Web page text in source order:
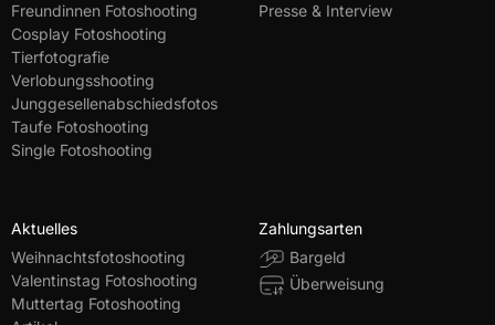
Zahlungsarten
Bargeld
Überweisung
Presse & Interview
Freundinnen Fotoshooting
Cosplay Fotoshooting
Tierfotografie
Verlobungsshooting
Junggesellenabschiedsfotos
Taufe Fotoshooting
Single Fotoshooting
Aktuelles
Weihnachtsfotoshooting
Valentinstag Fotoshooting
Muttertag Fotoshooting